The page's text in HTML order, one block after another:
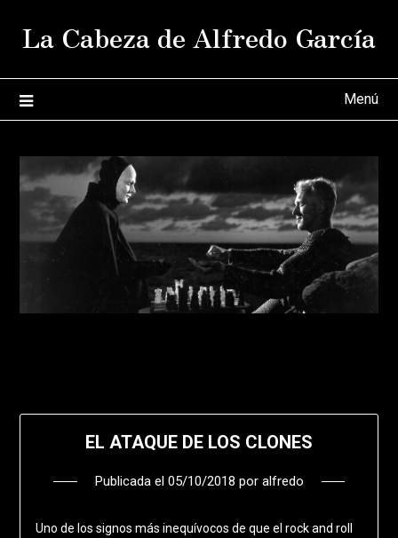
La Cabeza de Alfredo García
Menú
EL ATAQUE DE LOS CLONES
Publicada el 05/10/2018 por alfredo
Uno de los signos más inequívocos de que el rock and roll